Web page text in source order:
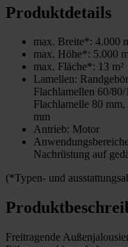
Produktdetails
max. Breite*: 4.000
max. Höhe*: 5.000
max. Fläche*: 13 m²
Lamellen:
Flachlamellen 60/
Flachlamelle 80
mm
Antrieb: Motor
Nachrüstung auf
(*Typen- und
Freitragende